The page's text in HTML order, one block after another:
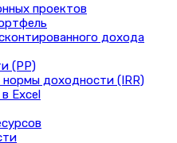
проектов
дохода
(PP)
нормы доходности (IRR)
Excel